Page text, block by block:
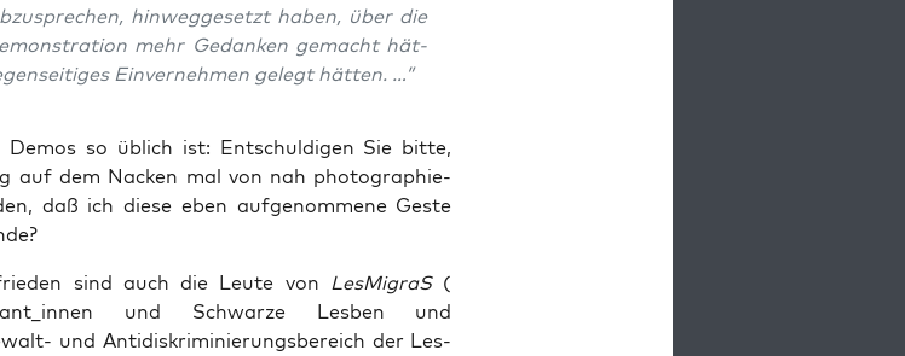
hin­weg­ge­setzt haben, über die
mehr Gedan­ken gemacht hät­
Ein­ver­neh­men gelegt hätten. …”
so üblich ist: Ent­schul­di­gen Sie bit­te,
auf dem Nacken mal von nah pho­to­gra­phie­
daß ich die­se eben auf­ge­nom­me­ne Ges­te
sind auch die Leu­te von Les­Mi­graS(
und Schwar­ze Les­ben und
und Anti­dis­kri­mi­nie­rungs­be­reich der Les­